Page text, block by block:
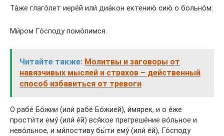
Та́же глаго́лет иере́й или́ диа́кон ектению́ сию́ о больно́м:
Ми́ром Го́споду помо́лимся.
Читайте также: Молитвы и заговоры от
навязчивых мыслей и страхов – действенный
способ избавиться от тревоги
О рабе́ Бо́жии (или́ рабе́ Бо́жией), и́мярек, и о е́же
прости́ти ему́ (или́ е́й) вся́кое прегреше́ние во́льное и
нево́льное, и ми́лостиву бы́ти ему́ (или́ е́й), Го́споду